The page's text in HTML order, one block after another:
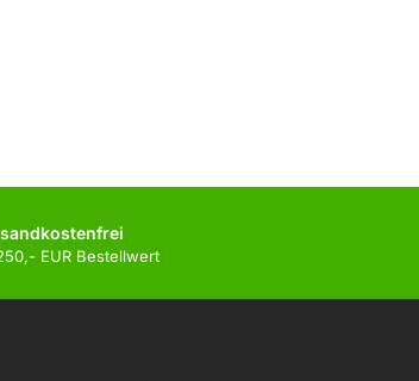
EUR Bestellwert